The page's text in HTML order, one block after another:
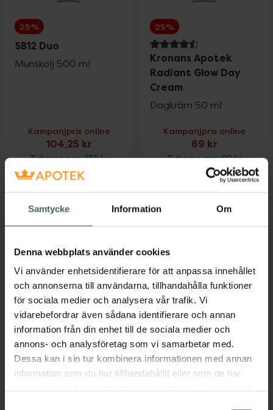
Samtycke Information Om
Denna webbplats använder cookies
Vi använder enhetsidentifierare för att anpassa innehållet
och annonserna till användarna, tillhandahålla funktioner
för sociala medier och analysera vår trafik. Vi
vidarebefordrar även sådana identifierare och annan
information från din enhet till de sociala medier och
annons- och analysföretag som vi samarbetar med.
Dessa kan i sin tur kombinera informationen med annan
information som du har tillhandahållit eller som de har
25%
SB12 Duo
Munskölj 500 ml
Kampanjpris online
104,25 kr
Tidigare pris:139 kr
KöpSB12 Duo, 104.25 kr.
25%
4.5 av 5 i omdöme
Kronans Apotek
Radiant Glow Day
Cream
Dagkräm 50 ml
Kampanjpris online
69 kr
Tidigare pris:92 kr
KöpKronans
25%
4.2 av 5 i omdöme
Kronans Apotek
Ansiktsvatten Torr &
Normal hy
Ansiktsvatten
Oparfymerad, 200 ml
25%
Kronans Apotek
Hårspray
Oparfymerad
Viktlös hårspray 250 ml